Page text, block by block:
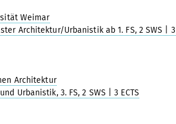
Weimar
Architektur/Urbanistik ab 1. FS, 2 SWS | 3
Architektur
Urbanistik, 3. FS, 2 SWS | 3 ECTS